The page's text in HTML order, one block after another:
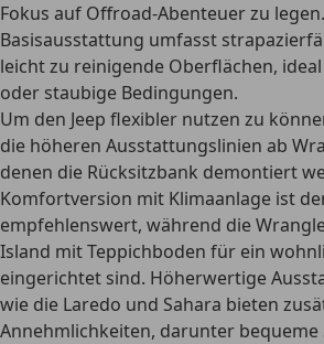
Fokus auf Offroad-Abenteuer zu
Basisausstattung umfasst
leicht zu reinigende Oberflächen,
oder staubige Bedingungen.
Um den Jeep flexibler nutzen zu
die höheren Ausstattungslinien ab
denen die Rücksitzbank demontiert
Komfortversion mit Klimaanlage ist
empfehlenswert, während die
Island mit Teppichboden für ein
eingerichtet sind. Höherwertige
wie die Laredo und Sahara bieten
Annehmlichkeiten, darunter bequeme